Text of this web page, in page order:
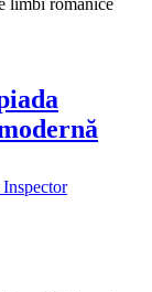
limbi romanice